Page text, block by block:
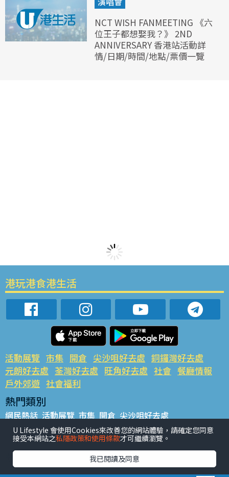
NCT WISH FANMEETING 《六
位王子都想娶我？》 2ND
ANNIVERSARY 香港站活動詳
情/日期/時間/地點/票價一覽
港玩港食港生活
活動展覽 市集 開倉 尖沙咀好去處 銅鑼灣好去處
元朗好去處 荃灣好去處 旺角好去處 社會 餐廳情報
戶外郊遊 社會福利
熱門類別
網民熱話 活動展覽 市集 開倉 尖沙咀好去處
銅鑼灣好去處 元朗好去處 荃灣好去處 旺角好去處 社會
餐廳情報 戶外郊遊
熱門標籤
#UGO搵好去處 #人氣活動推介 #美食社群熱話
U Lifestyle 會使用Cookies來改善您的網站體驗，請確定您同意
接受本網站之私隱政策和使用條款才可繼續瀏覽。
我已閱讀及同意